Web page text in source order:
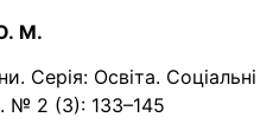
М.
Серія: Освіта. Соціальні
№ 2 (3): 133–145